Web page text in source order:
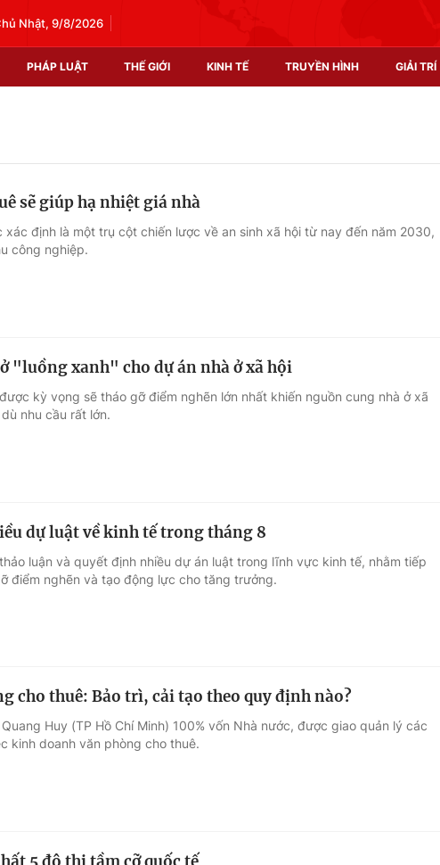
Nhật, 9/8/2026
PHÁP LUẬT THẾ GIỚI KINH TẾ TRUYỀN HÌNH GIẢI TRÍ
Thị trường
Du lịch
Làm đẹp
Chất lượng cuộc sống
Học trực tuyến
sẽ giúp hạ nhiệt giá nhà
xác định là một trụ cột chiến lược về an sinh xã hội từ nay đến năm 2030,
công nghiệp.
"luồng xanh" cho dự án nhà ở xã hội
kỳ vọng sẽ tháo gỡ điểm nghẽn lớn nhất khiến nguồn cung nhà ở xã
nhu cầu rất lớn.
dự luật về kinh tế trong tháng 8
luận và quyết định nhiều dự án luật trong lĩnh vực kinh tế, nhằm tiếp
điểm nghẽn và tạo động lực cho tăng trưởng.
cho thuê: Bảo trì, cải tạo theo quy định nào?
Huy (TP Hồ Chí Minh) 100% vốn Nhà nước, được giao quản lý các
kinh doanh văn phòng cho thuê.